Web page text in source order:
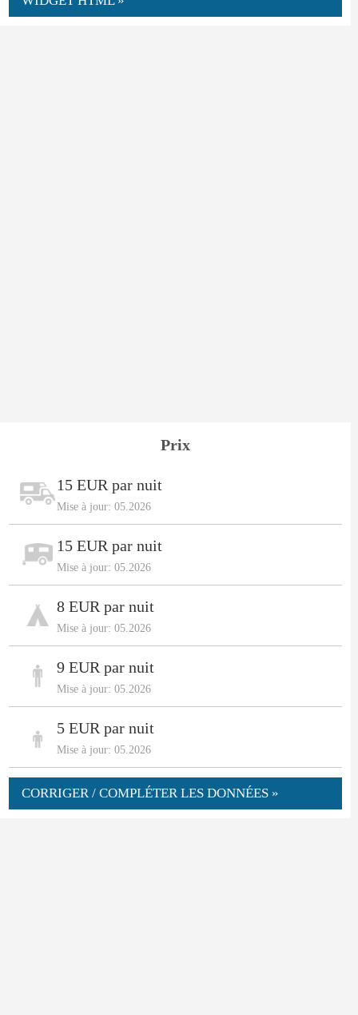
Prix
15 EUR par nuit
Mise à jour: 05.2026
15 EUR par nuit
Mise à jour: 05.2026
8 EUR par nuit
Mise à jour: 05.2026
9 EUR par nuit
Mise à jour: 05.2026
5 EUR par nuit
Mise à jour: 05.2026
CORRIGER / COMPLÉTER LES DONNÉES »